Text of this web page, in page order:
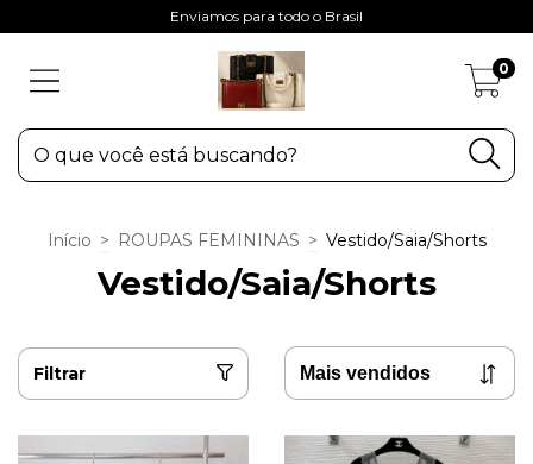
Enviamos para todo o Brasil
0
Início > ROUPAS FEMININAS > Vestido/Saia/Shorts
Vestido/Saia/Shorts
Filtrar